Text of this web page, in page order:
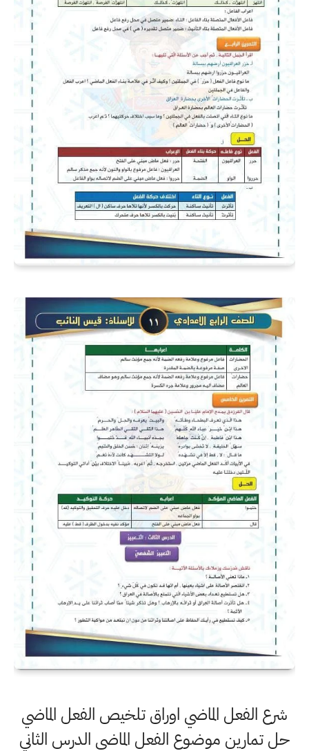
شرع الفعل الماضي اوراق تلخيص الفعل الماضي
حل تمارين موضوع الفعل الماضي الدرس الثاني